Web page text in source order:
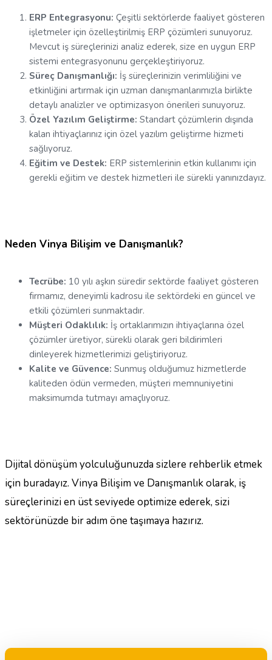
ERP Entegrasyonu: Çeşitli sektörlerde faaliyet gösteren
işletmeler için özelleştirilmiş ERP çözümleri sunuyoruz.
Mevcut iş süreçlerinizi analiz ederek, size en uygun ERP
sistemi entegrasyonunu gerçekleştiriyoruz.
Süreç Danışmanlığı: İş süreçlerinizin verimliliğini ve
etkinliğini artırmak için uzman danışmanlarımızla birlikte
detaylı analizler ve optimizasyon önerileri sunuyoruz.
Özel Yazılım Geliştirme: Standart çözümlerin dışında
kalan ihtiyaçlarınız için özel yazılım geliştirme hizmeti
sağlıyoruz.
Eğitim ve Destek: ERP sistemlerinin etkin kullanımı için
gerekli eğitim ve destek hizmetleri ile sürekli yanınızdayız.
Neden Vinya Bilişim ve Danışmanlık?
Tecrübe: 10 yılı aşkın süredir sektörde faaliyet gösteren
firmamız, deneyimli kadrosu ile sektördeki en güncel ve
etkili çözümleri sunmaktadır.
Müşteri Odaklılık: İş ortaklarımızın ihtiyaçlarına özel
çözümler üretiyor, sürekli olarak geri bildirimleri
dinleyerek hizmetlerimizi geliştiriyoruz.
Kalite ve Güvence: Sunmuş olduğumuz hizmetlerde
kaliteden ödün vermeden, müşteri memnuniyetini
maksimumda tutmayı amaçlıyoruz.
Dijital dönüşüm yolculuğunuzda sizlere rehberlik etmek
için buradayız. Vinya Bilişim ve Danışmanlık olarak, iş
süreçlerinizi en üst seviyede optimize ederek, sizi
sektörünüzde bir adım öne taşımaya hazırız.